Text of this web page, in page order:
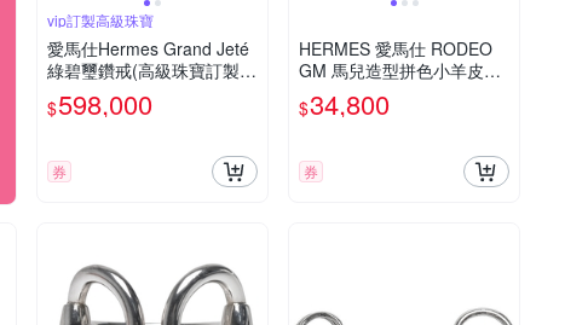
vip訂製高級珠寶
愛馬仕Hermes Grand Jeté
綠碧璽鑽戒(高級珠寶訂製
款/Tour Verte綠碧璽GM/鑽
石/18K)
$598,000
券
HERMES 愛馬仕 RODEO
GM 馬兒造型拼色小羊皮鑰
匙圈/吊飾(大-深紫/深藍/藏
藍)
$34,800
券